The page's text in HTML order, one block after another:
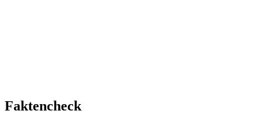
Faktencheck